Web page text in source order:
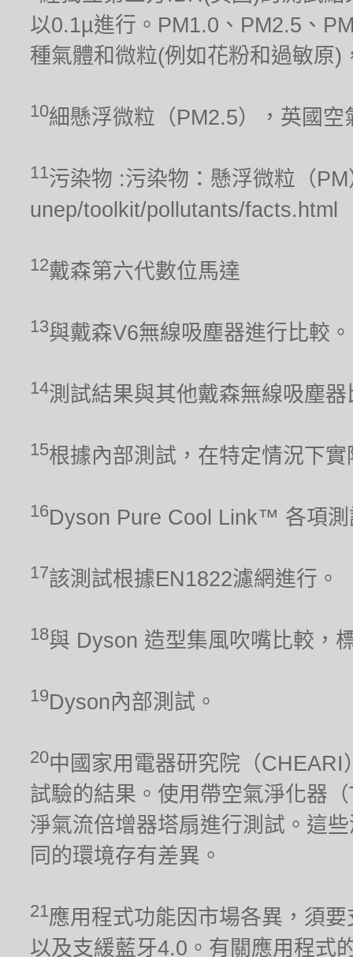
以0.1µ進行。PM1.0、PM2.5、
種氣體和微粒(例如花粉和過敏原
10細懸浮微粒（PM2.5），英國空
11污染物 :污染物：懸浮微粒（
unep/toolkit/pollutants/facts.html
12戴森第六代數位馬達
13與戴森V6無線吸塵器進行比較。
14測試結果與其他戴森無線吸塵器
15根據內部測試，在特定情況下
16Dyson Pure Cool Link™ 各項測
17該測試根據EN1822濾網進行。
18與 Dyson 造型集風吹嘴比較，
19Dyson內部測試。
20中國家用電器研究院（
試驗的結果。使用帶空氣淨化器
淨氣流倍增器塔扇進行測試。這
同的環境存有差異。
21應用程式功能因市場各異，須
以及支緩藍牙4.0。有關應用程式